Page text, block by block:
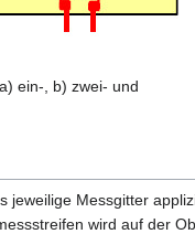
ein-, b) zwei- und
jeweilige Messgitter
wird auf der